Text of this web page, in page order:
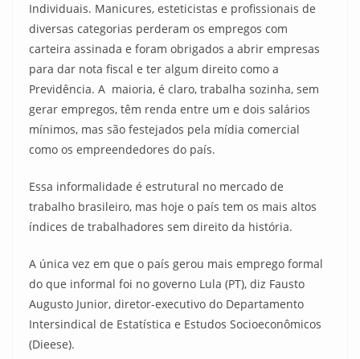
Individuais. Manicures, esteticistas e profissionais de
diversas categorias perderam os empregos com
carteira assinada e foram obrigados a abrir empresas
para dar nota fiscal e ter algum direito como a
Previdência. A maioria, é claro, trabalha sozinha, sem
gerar empregos, têm renda entre um e dois salários
mínimos, mas são festejados pela mídia comercial
como os empreendedores do país.
Essa informalidade é estrutural no mercado de
trabalho brasileiro, mas hoje o país tem os mais altos
índices de trabalhadores sem direito da história.
A única vez em que o país gerou mais emprego formal
do que informal foi no governo Lula (PT), diz Fausto
Augusto Junior, diretor-executivo do Departamento
Intersindical de Estatística e Estudos Socioeconômicos
(Dieese).